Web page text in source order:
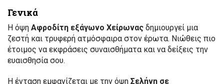
Γενικά
Η όψη Αφροδίτη εξάγωνο Χείρωνας δημιουργεί μια
ζεστή και τρυφερή ατμόσφαιρα στον έρωτα. Νιώθεις πιο
έτοιμος να εκφράσεις συναισθήματα και να δείξεις την
ευαισθησία σου.
Η ένταση εμφανίζεται με την όψη Σελήνη σε